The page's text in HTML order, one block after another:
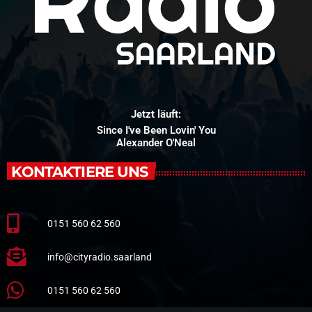
Jetzt läuft:
Since I've Been Lovin' You
Alexander O'Neal
KONTAKTIERE UNS
0151 560 62 560
info@cityradio.saarland
0151 560 62 560